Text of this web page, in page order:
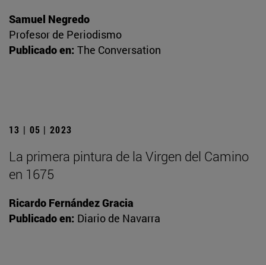
Samuel Negredo
Profesor de Periodismo
Publicado en: The Conversation
13 | 05 | 2023
La primera pintura de la Virgen del Camino
en 1675
Ricardo Fernández Gracia
Publicado en: Diario de Navarra